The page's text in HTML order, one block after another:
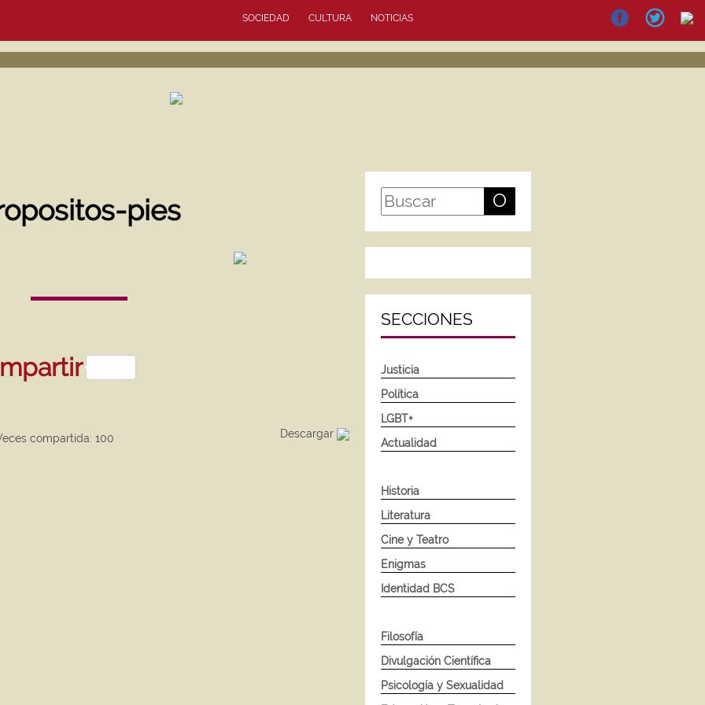
SOCIEDAD CULTURA NOTICIAS
pies
Descargar
compartida: 100
O
SECCIONES
Justicia
Política
LGBT+
Actualidad
Historia
Literatura
Cine y Teatro
Enigmas
Identidad BCS
Filosofía
Divulgación Científica
Psicología y Sexualidad